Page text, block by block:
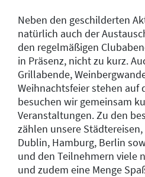
Neben den geschilderten
natürlich auch der
den regelmäßigen
in Präsenz, nicht zu kurz.
Grillabende,
Weihnachtsfeier stehen auf
besuchen wir gemeinsam
Veranstaltungen. Zu den
zählen unsere
Dublin, Hamburg, Berlin
und den Teilnehmern viele
und zudem eine Menge